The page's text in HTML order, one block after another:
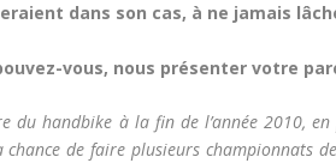
dans son cas, à ne jamais
vous, nous présenter votre
du handbike à la fin de l’année 2010,
chance de faire plusieurs championnats